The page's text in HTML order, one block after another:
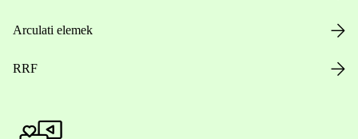
Arculati elemek
RRF